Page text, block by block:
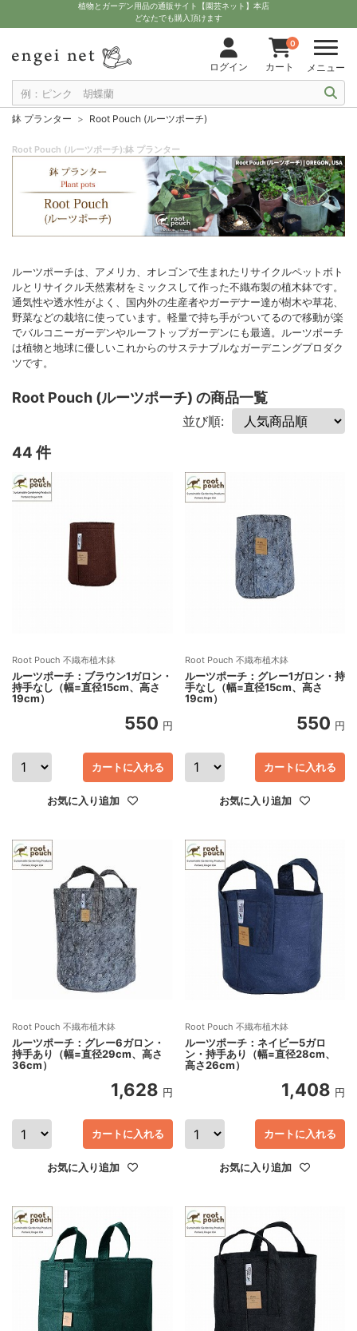
植物とガーデン用品の通販サイト【園芸ネット】本店
どなたでも購入頂けます
ログイン
0
カート メニュー
鉢 プランター Root Pouch (ルーツポーチ)
Root Pouch (ルーツポーチ):鉢 プランター
ルーツポーチは、アメリカ、オレゴンで生まれたリサイクルペットボト
ルとリサイクル天然素材をミックスして作った不織布製の植木鉢です。
通気性や透水性がよく、国内外の生産者やガーデナー達が樹木や草花、
野菜などの栽培に使っています。軽量で持ち手がついてるので移動が楽
でバルコニーガーデンやルーフトップガーデンにも最適。ルーツポーチ
は植物と地球に優しいこれからのサステナブルなガーデニングプロダク
ツです。
Root Pouch (ルーツポーチ) の商品一覧
並び順:
44 件
Root Pouch 不織布植木鉢
ルーツポーチ：ブラウン1ガロン・
持手なし（幅=直径15cm、高さ
19cm）
550 円
カートに入れる
お気に入り追加
Root Pouch 不織布植木鉢
ルーツポーチ：グレー1ガロン・持
手なし（幅=直径15cm、高さ
19cm）
550 円
カートに入れる
お気に入り追加
Root Pouch 不織布植木鉢
ルーツポーチ：グレー6ガロン・
持手あり（幅=直径29cm、高さ
36cm）
1,628 円
カートに入れる
お気に入り追加
Root Pouch 不織布植木鉢
ルーツポーチ：ネイビー5ガロ
ン・持手あり（幅=直径28cm、
高さ26cm）
1,408 円
カートに入れる
お気に入り追加